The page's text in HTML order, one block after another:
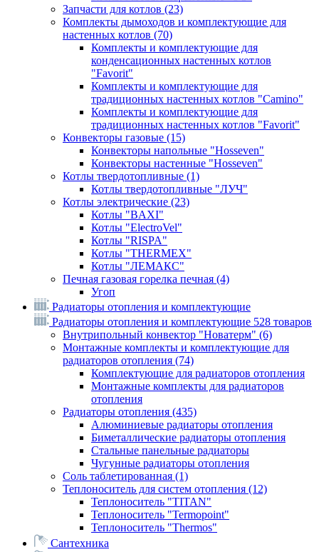
Запчасти для котлов (23)
Комплекты дымоходов и комплектующие для
настенных котлов (70)
Комплекты и комплектующие для
конденсационных настенных котлов
"Favorit"
Комплекты и комплектующие для
традиционных настенных котлов "Camino"
Комплекты и комплектующие для
традиционных настенных котлов "Favorit"
Конвекторы газовые (15)
Конвекторы напольные "Hosseven"
Конвекторы настенные "Hosseven"
Котлы твердотопливные (1)
Котлы твердотопливные "ЛУЧ"
Котлы электрические (23)
Котлы "BAXI"
Котлы "ElectroVel"
Котлы "RISPA"
Котлы "THERMEX"
Котлы "ЛЕМАКС"
Печная газовая горелка печная (4)
Угоп
Радиаторы отопления и комплектующие
Радиаторы отопления и комплектующие 528 товаров
Внутрипольный конвектор "Новатерм" (6)
Монтажные комплекты и комплектующие для
радиаторов отопления (74)
Комплектующие для радиаторов отопления
Монтажные комплекты для радиаторов
отопления
Радиаторы отопления (435)
Алюминиевые радиаторы отопления
Биметаллические радиаторы отопления
Стальные панельные радиаторы
Чугунные радиаторы отопления
Соль таблетированная (1)
Теплоноситель для систем отопления (12)
Теплоноситель "TITAN"
Теплоноситель "Termopoint"
Теплоноситель "Thermos"
Сантехника